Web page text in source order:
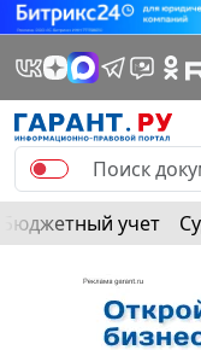
Бюджетный учет